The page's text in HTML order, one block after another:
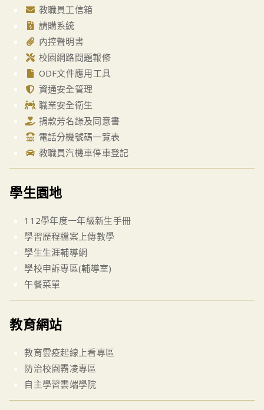
教職員工信箱
請購系統
內控聲明書
校園網路問題報修
ODF文件應用工具
資通安全管理
職業安全衛生
捐款芳名錄及同意書
電話分機號碼一覽表
教職員汽機車停車登記
學生園地
112學年度一年級新生手冊
學習歷程檔案上傳教學
學生生涯輔導網
學校申訴專區(輔導室)
午餐菜單
教育網站
教育雲疫起線上看專區
防治校園霸凌專區
自主學習雲端學院